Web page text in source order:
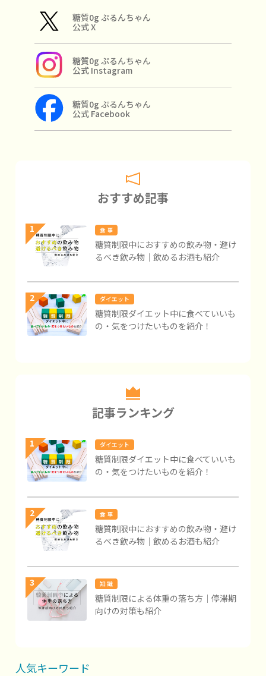
糖質0g ぷるんちゃん
公式 X
糖質0g ぷるんちゃん
公式 Instagram
糖質0g ぷるんちゃん
公式 Facebook
おすすめ記事
1 食 事
糖質制限中におすすめの飲み物・避け
るべき飲み物｜飲めるお酒も紹介
2 ダイエット
糖質制限ダイエット中に食べていいも
の・気をつけたいものを紹介！
記事ランキング
1 ダイエット
糖質制限ダイエット中に食べていいも
の・気をつけたいものを紹介！
2 食 事
糖質制限中におすすめの飲み物・避け
るべき飲み物｜飲めるお酒も紹介
3 知 識
糖質制限による体重の落ち方｜停滞期
向けの対策も紹介
人気キーワード